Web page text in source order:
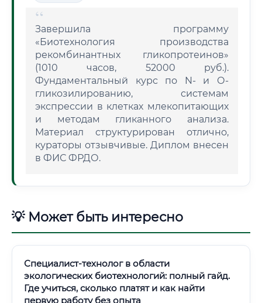
Завершила программу
«Биотехнология производства
рекомбинантных гликопротеинов»
(1010 часов, 52000 руб.).
Фундаментальный курс по N- и О-
гликозилированию, системам
экспрессии в клетках млекопитающих
и методам гликанного анализа.
Материал структурирован отлично,
кураторы отзывчивые. Диплом внесен
в ФИС ФРДО.
💡 Может быть интересно
Специалист-технолог в области
экологических биотехнологий: полный гайд.
Где учиться, сколько платят и как найти
первую работу без опыта